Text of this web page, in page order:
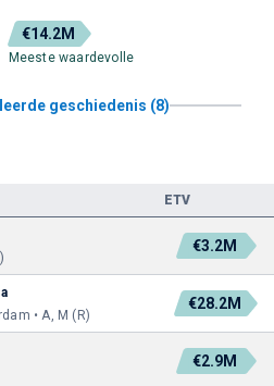
€14.2M
Meeste waardevolle
geschiedenis (8)
ETV
€3.2M
• A, M (R)
€28.2M
€2.9M